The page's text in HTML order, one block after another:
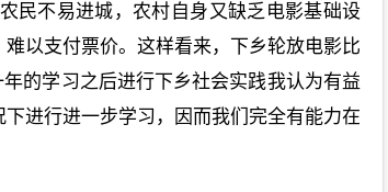
民不易进城，农村自身又缺乏电影基础设
以支付票价。这样看来，下乡轮放电影比
的学习之后进行下乡社会实践我认为有益
进行进一步学习，因而我们完全有能力在